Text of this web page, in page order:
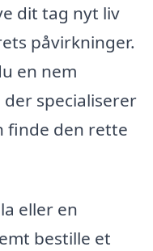
dit tag nyt liv
påvirkninger.
en nem
specialiserer
finde den rette
eller en
bestille et